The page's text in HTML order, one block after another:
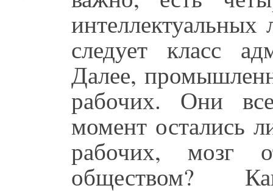
интеллектуальных
следует класс
Далее,
рабочих. Они
момент остались
рабочих, мозг
обществом?